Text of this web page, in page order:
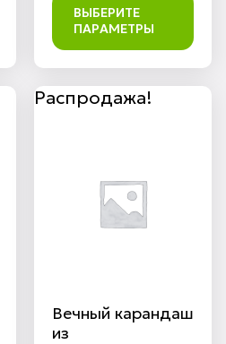
ВЫБЕРИТЕ
ПАРАМЕТРЫ
Распродажа!
Вечный карандаш
из